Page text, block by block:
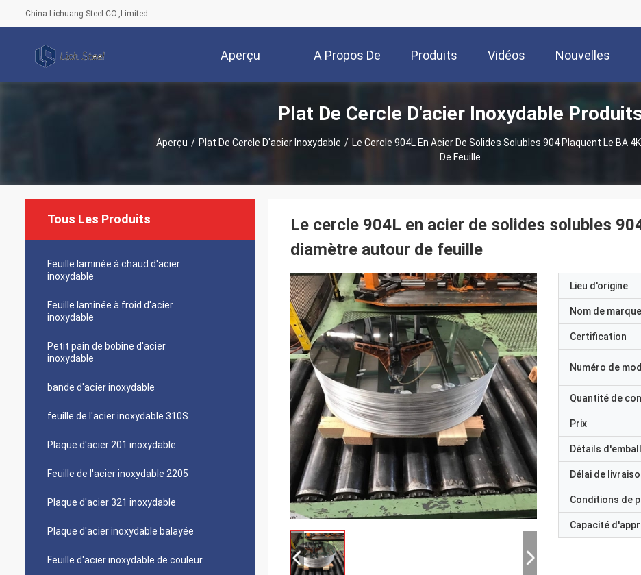
China Lichuang Steel CO.,Limited
Aperçu A Propos De
Nous
Produits Vidéos Nouvelles
Plat De Cercle D'acier Inoxydable
Aperçu / Plat De Cercle D'acier Inoxydable / Le Cercle 904L En Acier De Solides Solubles 904 Plaquent Le BA
De Feuille
Tous Les Produits
Feuille laminée à chaud d'acier
inoxydable
Feuille laminée à froid d'acier
inoxydable
Petit pain de bobine d'acier
inoxydable
bande d'acier inoxydable
feuille de l'acier inoxydable 310S
Plaque d'acier 201 inoxydable
Feuille de l'acier inoxydable 2205
Plaque d'acier 321 inoxydable
Plaque d'acier inoxydable balayée
Feuille d'acier inoxydable de couleur
Le cercle 904L en acier de solides solubles
diamètre autour de feuille
Lieu d'origine
Nom de marque
Certification
Numéro de
Quantité de
Prix
Détails
Délai de
Conditions de
Capacité